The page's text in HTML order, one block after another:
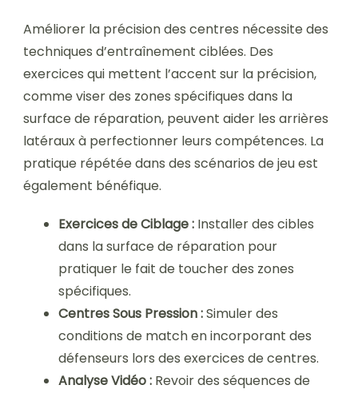
Améliorer la précision des centres nécessite des
techniques d’entraînement ciblées. Des
exercices qui mettent l’accent sur la précision,
comme viser des zones spécifiques dans la
surface de réparation, peuvent aider les arrières
latéraux à perfectionner leurs compétences. La
pratique répétée dans des scénarios de jeu est
également bénéfique.
Exercices de Ciblage : Installer des cibles
dans la surface de réparation pour
pratiquer le fait de toucher des zones
spécifiques.
Centres Sous Pression :Simuler des
conditions de match en incorporant des
défenseurs lors des exercices de centres.
Analyse Vidéo : Revoir des séquences de